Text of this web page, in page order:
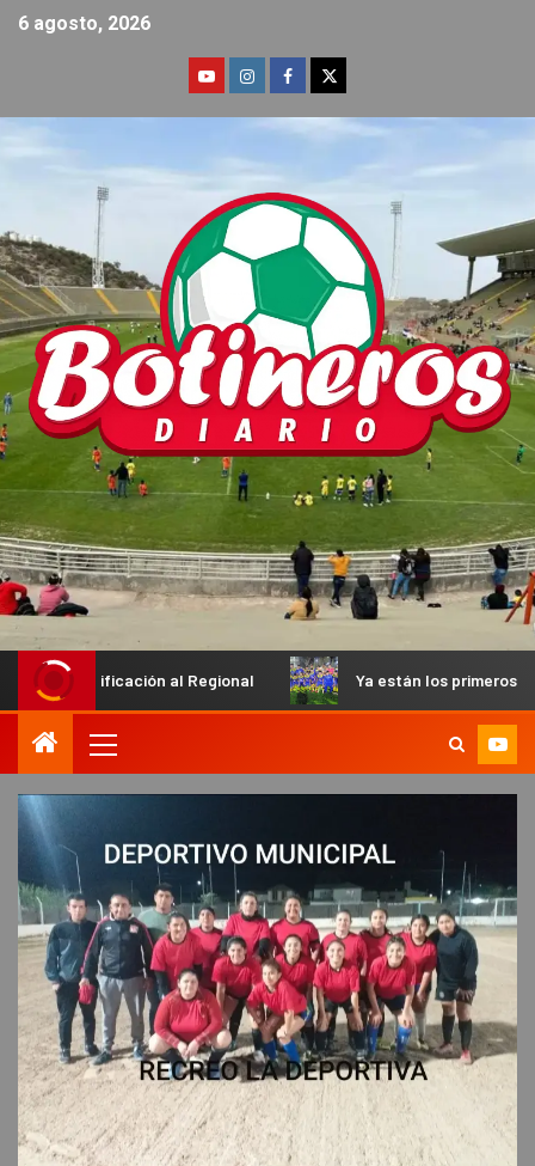
6 agosto, 2026
al Regional Ya están los primeros finalistas en el